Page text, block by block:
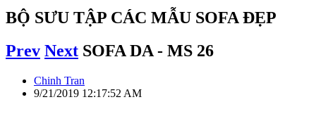
BỘ SƯU TẬP CÁC MẪU SOFA ĐẸP
Prev Next SOFA DA - MS 26
Chinh Tran
9/21/2019 12:17:52 AM